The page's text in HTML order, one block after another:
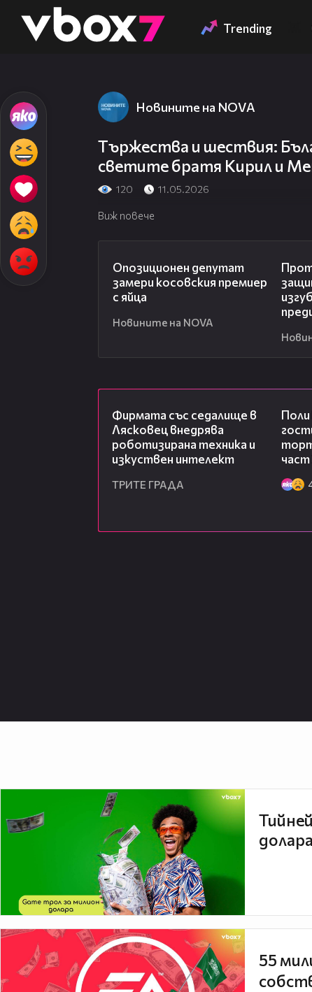
👾 Trending
Новините на NOVA
Tържества и шествия:
светите братя Кирил и
120 11.05.2026
Виж повече
Опозиционен депутат
замери косовския премиер
с яйца
Новините на NOVA
Фирмата със седалище в
Лясковец внедрява
роботизирана техника и
изкуствен интелект
ТРИТЕ ГРАДА
част
55